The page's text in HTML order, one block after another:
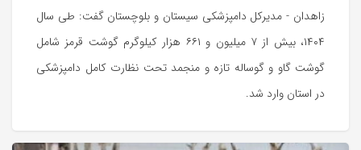
زاهدان - مدیرکل دامپزشکی سیستان و بلوچستان گفت: طی سال
۱۴۰۴، بیش از ۷ میلیون و ۶۶۱ هزار کیلوگرم گوشت قرمز شامل
گوشت گاو و گوساله تازه و منجمد تحت نظارت کامل دامپزشکی
در استان وارد شد.